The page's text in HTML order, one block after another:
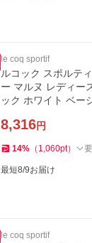
le coq sportif
ルコック スポルテ
ー マルヌ レディー
ック ホワイト ベー
8,316円
14% （ 1,060pt）
最短8/9お届け
le coq sportif